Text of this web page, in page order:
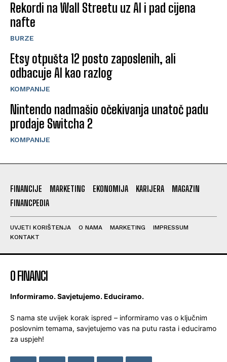
Rekordi na Wall Streetu uz AI i pad cijena
nafte
BURZE
Etsy otpušta 12 posto zaposlenih, ali
odbacuje AI kao razlog
KOMPANIJE
Nintendo nadmašio očekivanja unatoč padu
prodaje Switcha 2
KOMPANIJE
FINANCIJE MARKETING EKONOMIJA KARIJERA
MAGAZIN
FINANCPEDIA
UVJETI KORIŠTENJA O NAMA MARKETING
IMPRESSUM
KONTAKT
O FINANCI
Informiramo. Savjetujemo. Educiramo.
S nama ste uvijek korak ispred – informiramo vas o ključnim
poslovnim temama, savjetujemo vas na putu rasta i educiramo
za uspjeh!